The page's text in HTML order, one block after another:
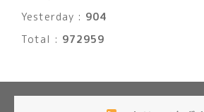
Yesterday : 904
Total : 972959